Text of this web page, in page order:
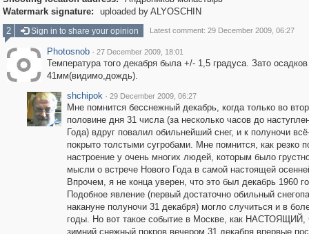
Watermark signature:
uploaded by ALYOSCHIN
2
Sign in to share your opinion Latest comment: 29 December 2009, 06:27
Photosnob · 27 December 2009, 18:01
Температура того декабря была +/- 1,5 градуса. Зато осадков
41мм(видимо,дождь).
shchipok · 29 December 2009, 06:27
Мне помнится бесснежный декабрь, когда только во
половине дня 31 числа (за несколько часов до
Года) вдруг повалил обильнейший снег, и к полуночи
покрыто толстыми сугробами. Мне помнится, как резко
настроение у очень многих людей, которым было
мысли о встрече Нового Года в самой настоящей
Впрочем, я не конца уверен, что это был декабрь 1960
Подобное явление (первый достаточно обильный
накануне полуночи 31 декабря) могло случиться и в
годы. Но вот такое событие в Москве, как НАСТОЯЩИЙ,
зимний снежный покров вечером 31 декабря впервые